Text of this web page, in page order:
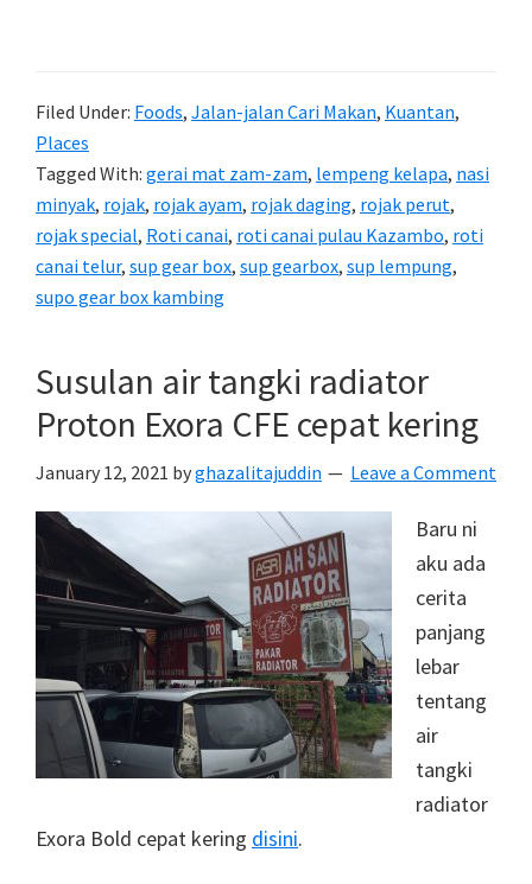
Gerai
Zam-
Zam
Filed Under: Foods, Jalan-jalan Cari Makan, Kuantan,
Places
Tagged With: gerai mat zam-zam, lempeng kelapa, nasi
minyak, rojak, rojak ayam, rojak daging, rojak perut,
rojak special, Roti canai, roti canai pulau Kazambo, roti
canai telur, sup gear box, sup gearbox, sup lempung,
supo gear box kambing
Susulan air tangki radiator
Proton Exora CFE cepat kering
January 12, 2021 byghazalitajuddin Leave a Comment
Baru ni
aku ada
cerita
panjang
lebar
tentang
air
tangki
radiator
Exora Bold cepat kering disini.